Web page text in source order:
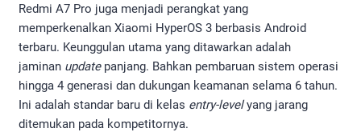
Redmi A7 Pro juga menjadi perangkat yang
memperkenalkan Xiaomi HyperOS 3 berbasis Android
terbaru. Keunggulan utama yang ditawarkan adalah
jaminan updatepanjang. Bahkan pembaruan sistem operasi
hingga 4 generasi dan dukungan keamanan selama 6 tahun.
Ini adalah standar baru di kelas entry-levelyang jarang
ditemukan pada kompetitornya.